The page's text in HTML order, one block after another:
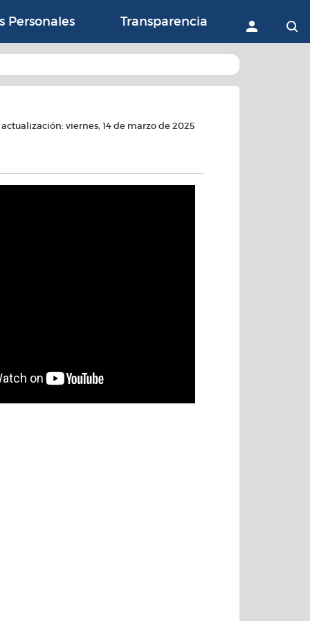
con la Agricultura,
Personales Transparencia Acceder
viernes, 14 de marzo de 2025